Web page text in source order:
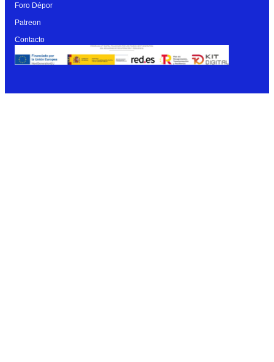
Foro Dépor
Patreon
Contacto